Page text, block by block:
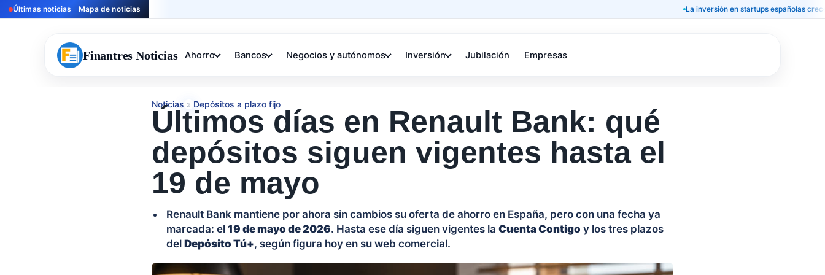
Últimas noticias Mapa de noticias La inversión en startups españolas crece un
Finantres Noticias Ahorro Bancos Negocios y autónomos Inversión Jubilación Empresas
Noticias » Depósitos a plazo fijo
Últimos días en Renault Bank: qué
depósitos siguen vigentes hasta el
19 de mayo
Renault Bank mantiene por ahora sin cambios su oferta de ahorro en España, pero con una fecha ya
marcada: el 19 de mayo de 2026. Hasta ese día siguen vigentes la Cuenta Contigo y los tres plazos
del Depósito Tú+, según figura hoy en su web comercial.